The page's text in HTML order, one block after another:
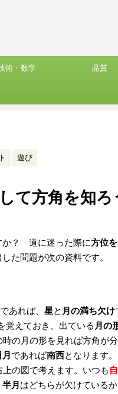
術・数学 品質
遊び
て方角を知ろ
か？ 道に迷った際に方位
した問題が次の資料です。
であれば、 星と 月の満ち欠け
覚えておき、出ている 月の
時の月の形を見れば方角が
であれば南西となります
上の図で考えます。いつも
半月 はどちらが欠けているか